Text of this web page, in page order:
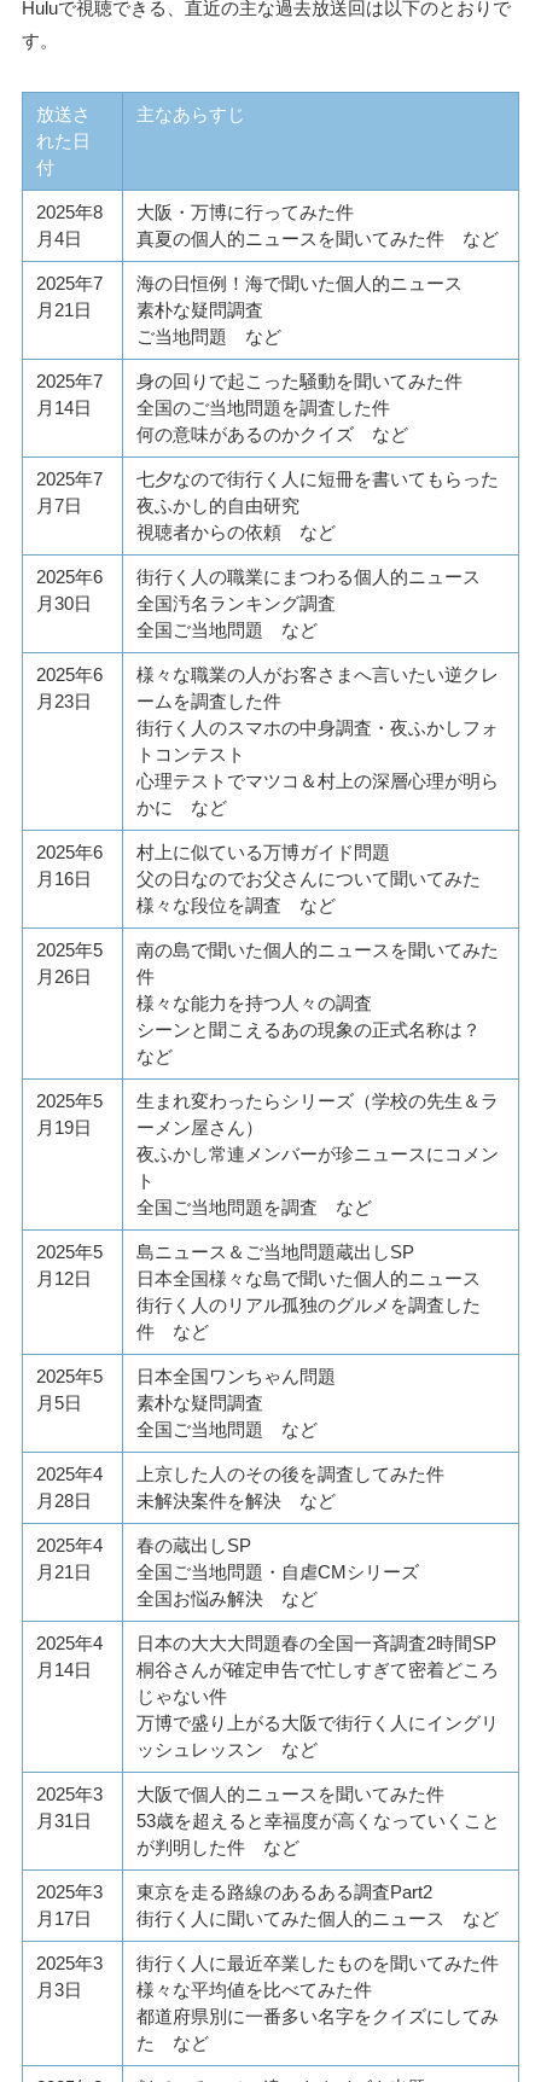
Huluで視聴できる、直近の主な過去放送回は以下のとおりで
す。
放送さ
れた日
付
主なあらすじ
2025年8
月4日
大阪・万博に行ってみた件
真夏の個人的ニュースを聞いてみた件 など
2025年7
月21日
海の日恒例！海で聞いた個人的ニュース
素朴な疑問調査
ご当地問題 など
2025年7
月14日
身の回りで起こった騒動を聞いてみた件
全国のご当地問題を調査した件
何の意味があるのかクイズ など
2025年7
月7日
七夕なので街行く人に短冊を書いてもらった
夜ふかし的自由研究
視聴者からの依頼 など
2025年6
月30日
街行く人の職業にまつわる個人的ニュース
全国汚名ランキング調査
全国ご当地問題 など
2025年6
月23日
様々な職業の人がお客さまへ言いたい逆クレ
ームを調査した件
街行く人のスマホの中身調査・夜ふかしフォ
トコンテスト
心理テストでマツコ＆村上の深層心理が明ら
かに など
2025年6
月16日
村上に似ている万博ガイド問題
父の日なのでお父さんについて聞いてみた
様々な段位を調査 など
2025年5
月26日
南の島で聞いた個人的ニュースを聞いてみた
件
様々な能力を持つ人々の調査
シーンと聞こえるあの現象の正式名称は？
など
2025年5
月19日
生まれ変わったらシリーズ（学校の先生＆ラ
ーメン屋さん）
夜ふかし常連メンバーが珍ニュースにコメン
ト
全国ご当地問題を調査 など
2025年5
月12日
島ニュース＆ご当地問題蔵出しSP
日本全国様々な島で聞いた個人的ニュース
街行く人のリアル孤独のグルメを調査した
件 など
2025年5
月5日
日本全国ワンちゃん問題
素朴な疑問調査
全国ご当地問題 など
2025年4
月28日
上京した人のその後を調査してみた件
未解決案件を解決 など
2025年4
月21日
春の蔵出しSP
全国ご当地問題・自虐CMシリーズ
全国お悩み解決 など
2025年4
月14日
日本の大大大問題春の全国一斉調査2時間SP
桐谷さんが確定申告で忙しすぎて密着どころ
じゃない件
万博で盛り上がる大阪で街行く人にイングリ
ッシュレッスン など
2025年3
月31日
大阪で個人的ニュースを聞いてみた件
53歳を超えると幸福度が高くなっていくこと
が判明した件 など
2025年3
月17日
東京を走る路線のあるある調査Part2
街行く人に聞いてみた個人的ニュース など
2025年3
月3日
街行く人に最近卒業したものを聞いてみた件
様々な平均値を比べてみた件
都道府県別に一番多い名字をクイズにしてみ
た など